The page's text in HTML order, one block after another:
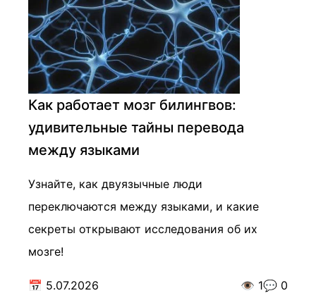
Как работает мозг билингвов:
удивительные тайны перевода
между языками
Узнайте, как двуязычные люди
переключаются между языками, и какие
секреты открывают исследования об их
мозге!
📅 5.07.2026 👁️ 1💬 0